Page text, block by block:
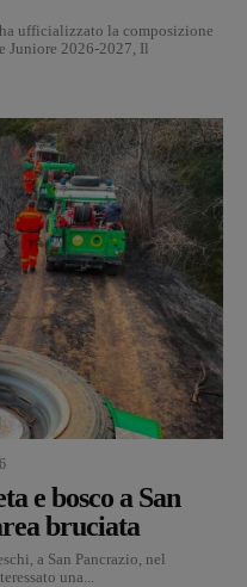
ufficializzato la composizione
Juniore 2026-2027, Il
e bosco a San
bruciata
a San Pancrazio, nel
una...